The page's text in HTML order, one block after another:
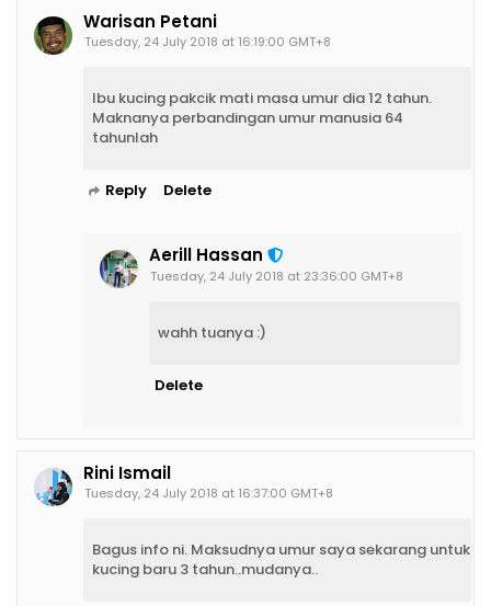
Warisan Petani
Tuesday, 24 July 2018 at 16:19:00 GMT+8
Ibu kucing pakcik mati masa umur dia 12 tahun.
Maknanya perbandingan umur manusia 64
tahunlah
Reply Delete
Aerill Hassan
Tuesday, 24 July 2018 at 23:36:00 GMT+8
wahh tuanya :)
Delete
Rini Ismail
Tuesday, 24 July 2018 at 16:37:00 GMT+8
Bagus info ni. Maksudnya umur saya sekarang untuk
kucing baru 3 tahun..mudanya..